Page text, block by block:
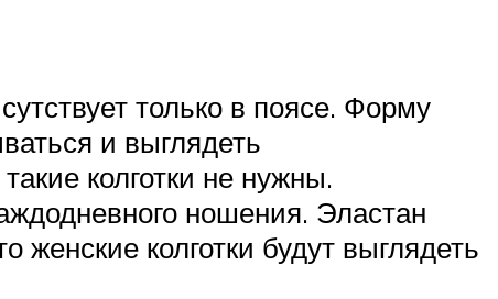
только в поясе. Форму
и выглядеть
колготки не нужны.
ношения. Эластан
колготки будут выглядеть